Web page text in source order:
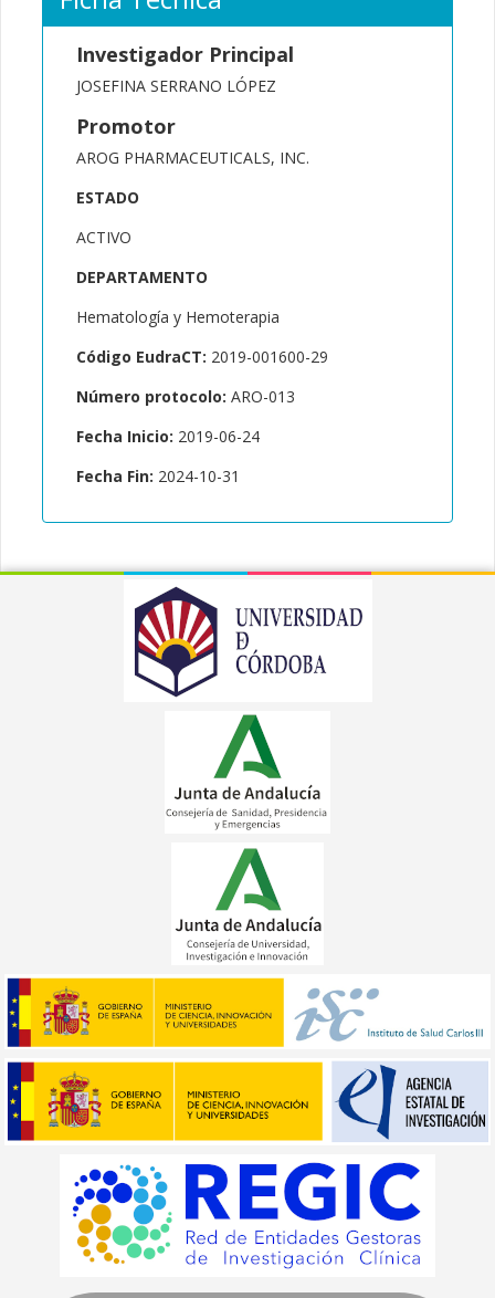
Investigador Principal
JOSEFINA SERRANO LÓPEZ
Promotor
AROG PHARMACEUTICALS, INC.
ESTADO
ACTIVO
DEPARTAMENTO
Hematología y Hemoterapia
Código EudraCT: 2019-001600-29
Número protocolo: ARO-013
Fecha Inicio: 2019-06-24
Fecha Fin: 2024-10-31